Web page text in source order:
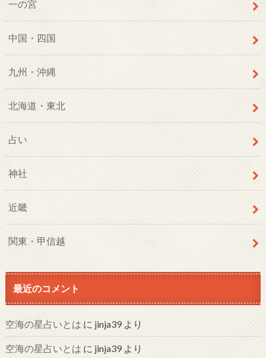
一の宮
中国・四国
九州・沖縄
北海道・東北
占い
神社
近畿
関東・甲信越
最近のコメント
空海の星占いとは に jinja39より
空海の星占いとは に jinja39より